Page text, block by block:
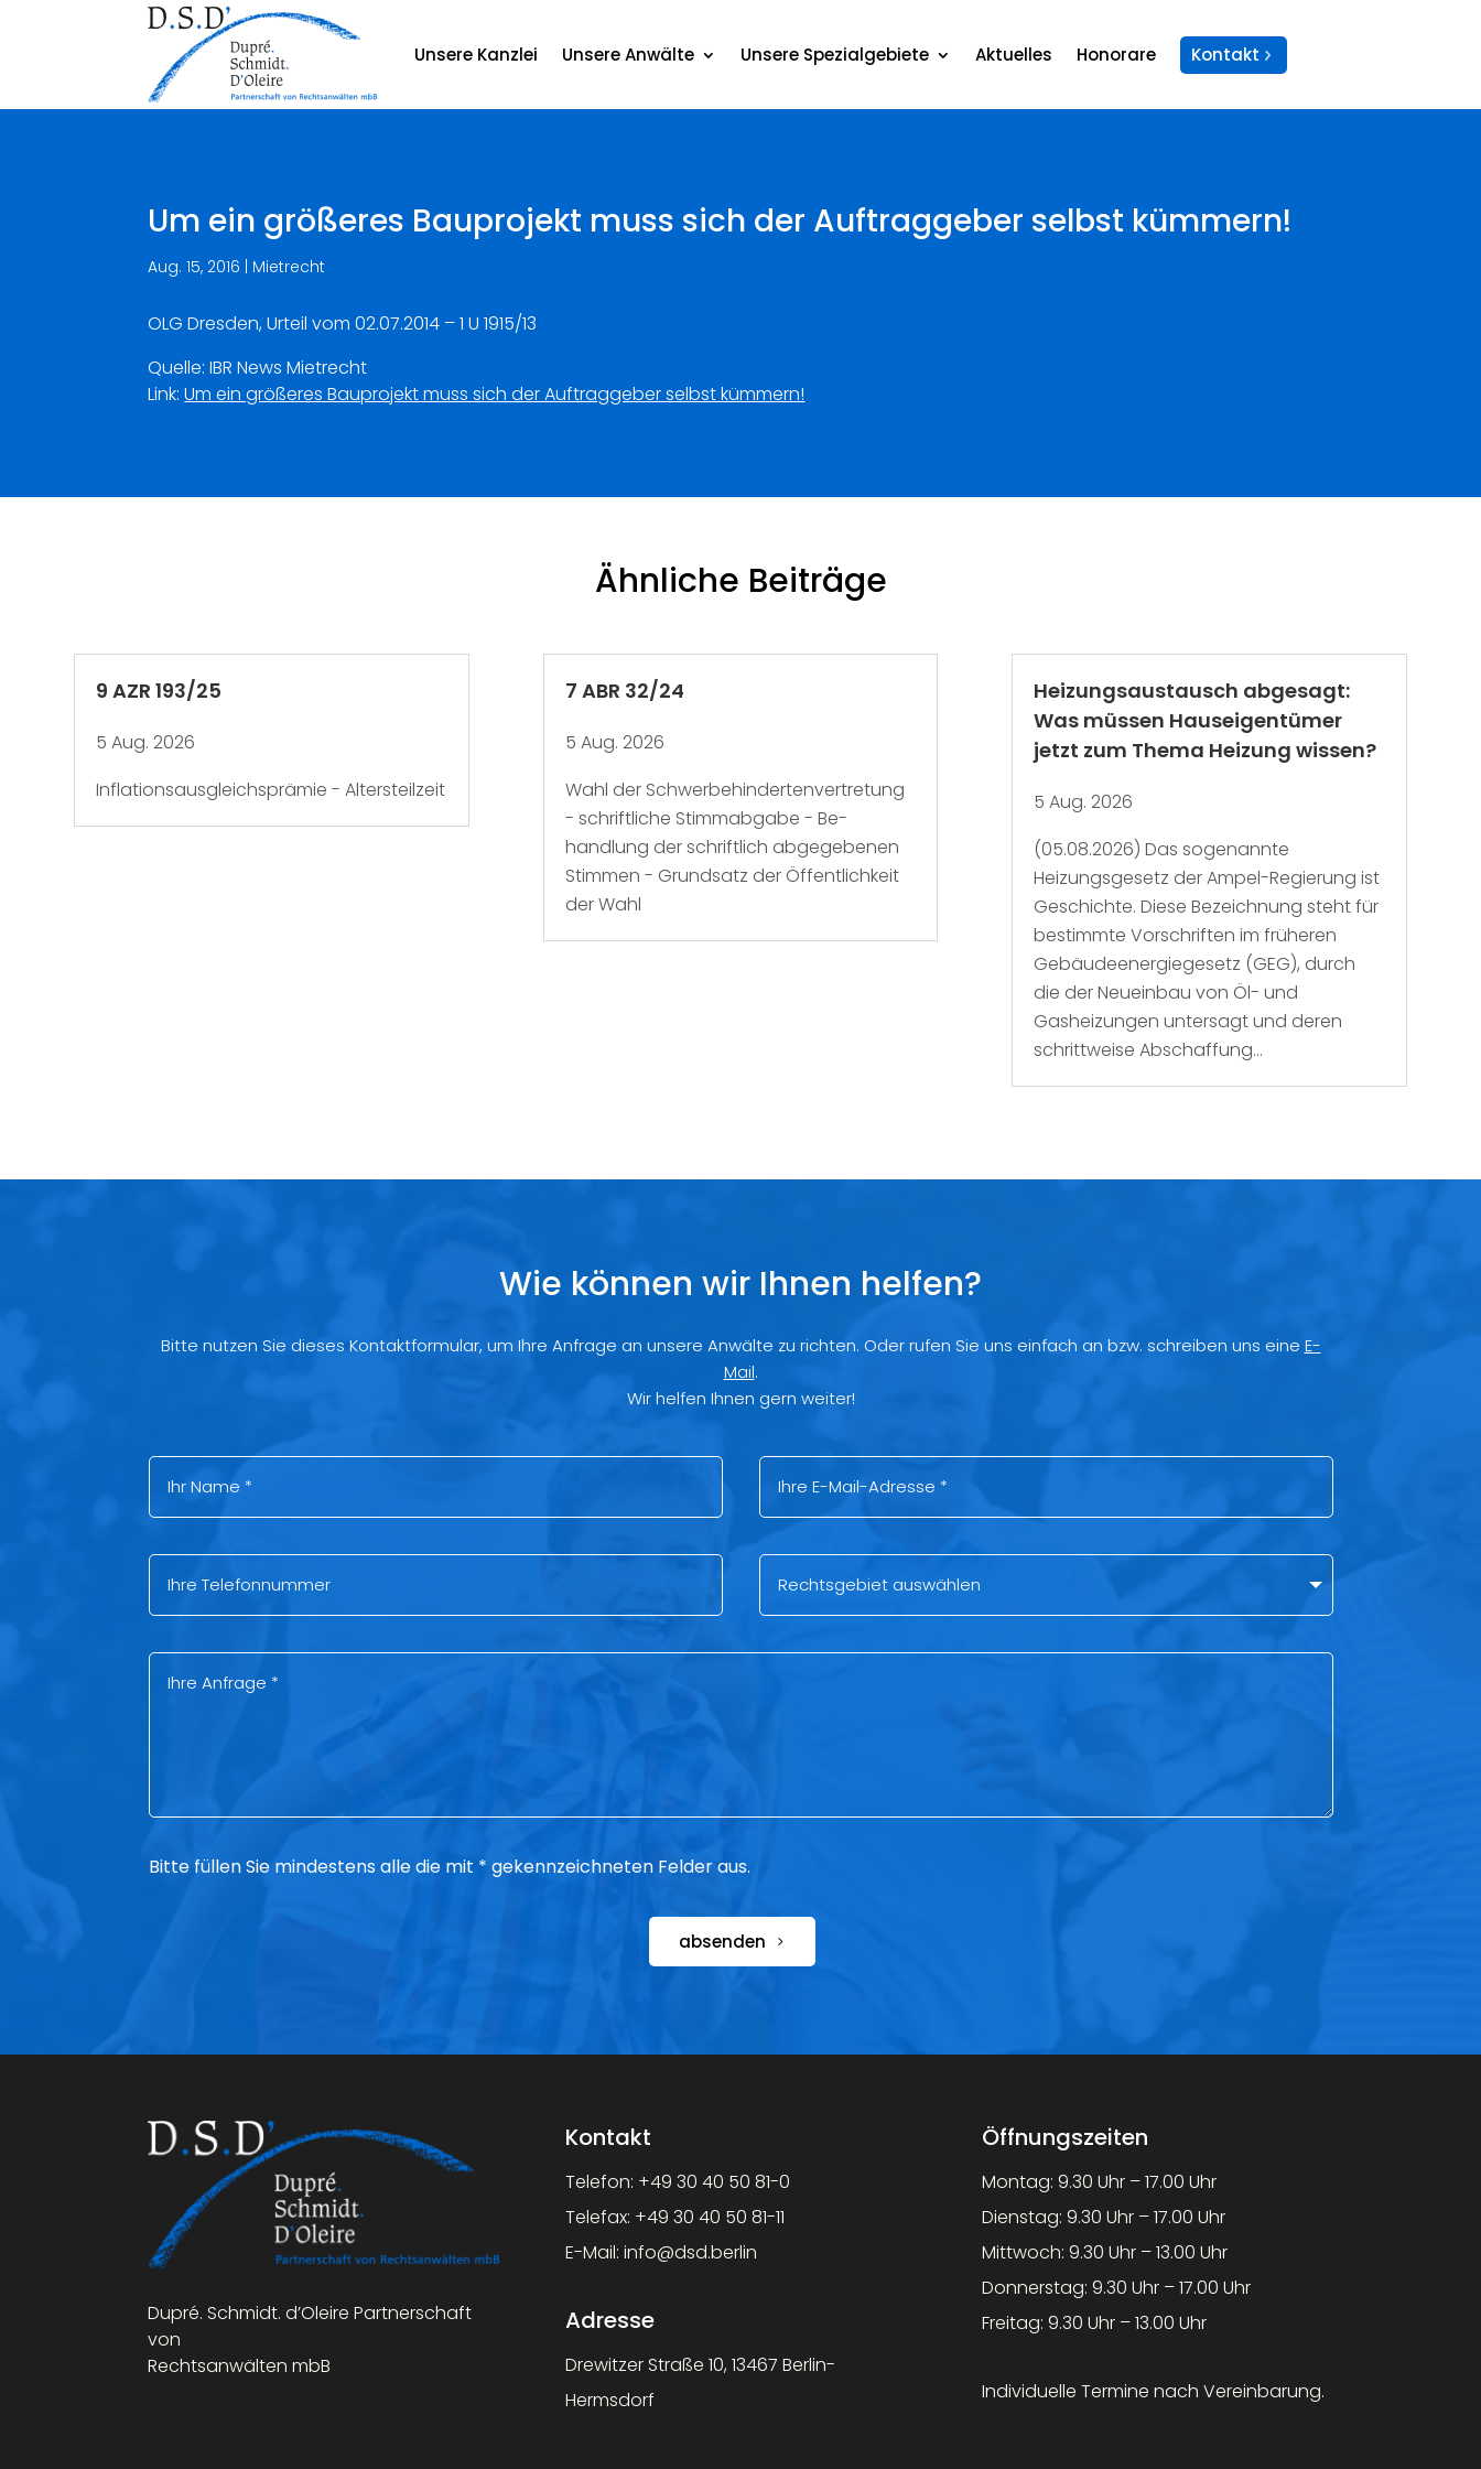
Unsere Kanzlei Unsere Anwälte Unsere Spezialgebiete Aktuelles Honorare Kontakt
Um ein größeres Bauprojekt muss sich der Auftraggeber selbst kümmern!
Aug. 15, 2016 | Mietrecht
OLG Dresden, Urteil vom 02.07.2014 – 1 U 1915/13
Quelle: IBR News Mietrecht
Link:Um ein größeres Bauprojekt muss sich der Auftraggeber selbst kümmern!
Ähnliche Beiträge
9 AZR 193/25
5 Aug. 2026
Inflationsausgleichsprämie - Altersteilzeit
7 ABR 32/24
5 Aug. 2026
Wahl der Schwerbehindertenvertretung
- schriftliche Stimmabgabe - Be-
handlung der schriftlich abgegebenen
Stimmen - Grundsatz der Öffentlichkeit
der Wahl
Heizungsaustausch abgesagt:
Was müssen Hauseigentümer
jetzt zum Thema Heizung wissen?
5 Aug. 2026
(05.08.2026) Das sogenannte
Heizungsgesetz der Ampel-Regierung ist
Geschichte. Diese Bezeichnung steht für
bestimmte Vorschriften im früheren
Gebäudeenergiegesetz (GEG), durch
die der Neueinbau von Öl- und
Gasheizungen untersagt und deren
schrittweise Abschaffung...
Wie können wir Ihnen helfen?
Bitte nutzen Sie dieses Kontaktformular, um Ihre Anfrage an unsere Anwälte zu richten. Oder rufen Sie uns einfach an bzw. schreiben uns eine E-
Mail.
Wir helfen Ihnen gern weiter!
Bitte füllen Sie mindestens alle die mit * gekennzeichneten Felder aus.
absenden
Dupré. Schmidt. d’Oleire Partnerschaft
von
Rechtsanwälten mbB
Kontakt
Telefon: +49 30 40 50 81-0
Telefax: +49 30 40 50 81-11
E-Mail: info@dsd.berlin
Adresse
Drewitzer Straße 10, 13467 Berlin-
Hermsdorf
Öffnungszeiten
Montag: 9.30 Uhr – 17.00 Uhr
Dienstag: 9.30 Uhr – 17.00 Uhr
Mittwoch: 9.30 Uhr – 13.00 Uhr
Donnerstag: 9.30 Uhr – 17.00 Uhr
Freitag: 9.30 Uhr – 13.00 Uhr
Individuelle Termine nach Vereinbarung.